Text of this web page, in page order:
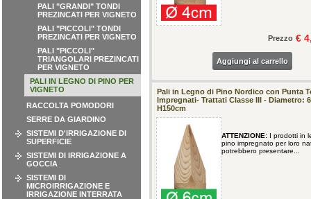
PALI "GRANDI" TONDI
PREZINCATI PER VIGNETO
PALI "PICCOLI" TONDI
PREZINCATI PER VIGNETO
PALI "PICCOLI"
TRIANGOLARI PREZINCATI
PER VIGNETO
PALI IN LEGNO DI PINO PER
VIGNETO
RACCOLTA POMODORI
SERRE DA GIARDINO
SISTEMI D'IRRIGAZIONE DI
SUPERFICIE
SISTEMI DI IRRIGAZIONE A
GOCCIA
SISTEMI DI
MICROIRRIGAZIONE E
IRRIGAZIONE INTERRATA
Prezzo €
Aggiungi al carrello
Pali in Legno di Pino Nordico con Punta
Impregnati- Trattati Classe III - Diametro:
H150cm
ATTENZIONE: I prodotti in
pino impregnato per loro
potrebbero presentare...